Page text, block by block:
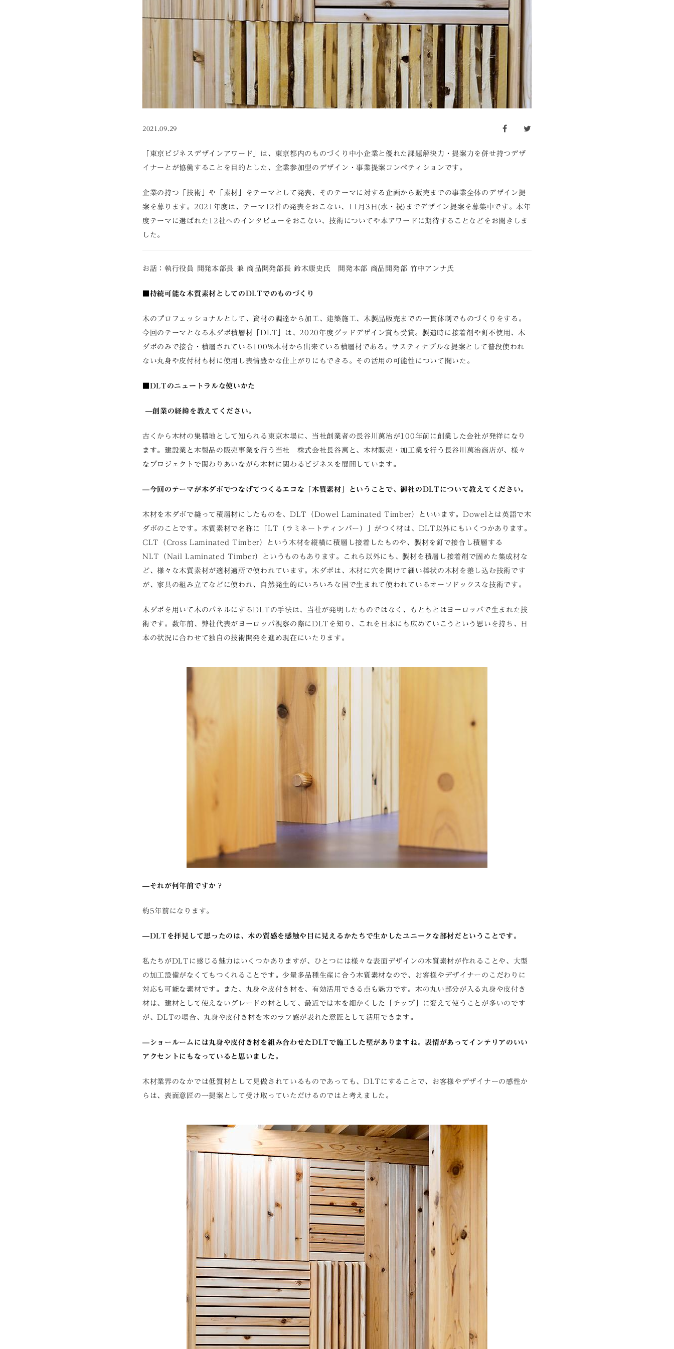
2021.09.29 facebook
「東京ビジネスデザインアワード」は、東京都内のものづくり中小企業と優れた課題解決力・提案力を併せ持つデザ
イナーとが協働することを目的とした、企業参加型のデザイン・事業提案コンペティションです。
企業の持つ「技術」や「素材」をテーマとして発表、そのテーマに対する企画から販売までの事業全体のデザイン提
案を募ります。2021年度は、テーマ12件の発表をおこない、11月3日(水・祝)までデザイン提案を募集中です。本年
度テーマに選ばれた12社へのインタビューをおこない、技術についてや本アワードに期待することなどをお聞きしま
した。
お話：執行役員 開発本部長 兼 商品開発部長 鈴木康史氏 開発本部 商品開発部 竹中アンナ氏
■持続可能な木質素材としてのDLTでのものづくり
木のプロフェッショナルとして、資材の調達から加工、建築施工、木製品販売までの一貫体制でものづくりをする。
今回のテーマとなる木ダボ積層材「DLT」は、2020年度グッドデザイン賞も受賞。製造時に接着剤や釘不使用、木
ダボのみで接合・積層されている100%木材から出来ている積層材である。サスティナブルな提案として普段使われ
ない丸身や皮付材も材に使用し表情豊かな仕上がりにもできる。その活用の可能性について聞いた。
DLT のニュートラルな使いかた
—創業の経緯を教えてください。
古くから木材の集積地として知られる東京木場に、当社創業者の長谷川萬治が100年前に創業した会社が発祥になり
ます。建設業と木製品の販売事業を行う当社 株式会社長谷萬と、木材販売・加工業を行う長谷川萬治商店が、様々
なプロジェクトで関わりあいながら木材に関わるビジネスを展開しています。
—今回のテーマが木ダボでつなげてつくるエコな「木質素材」ということで、御社のDLTについて教えてください。
木材を木ダボで縫って積層材にしたものを、DLT（Dowel Laminated Timber）といいます。Dowelとは英語で木
ダボのことです。木質素材で名称に「LT（ラミネートティンバー）」がつく材は、DLT以外にもいくつかあります。
CLT（Cross Laminated Timber）という木材を縦横に積層し接着したものや、製材を釘で接合し積層する
NLT（Nail Laminated Timber）というものもあります。これら以外にも、製材を積層し接着剤で固めた集成材な
ど、様々な木質素材が適材適所で使われています。木ダボは、木材に穴を開けて細い棒状の木材を差し込む技術です
が、家具の組み立てなどに使われ、自然発生的にいろいろな国で生まれて使われているオーソドックスな技術です。
木ダボを用いて木のパネルにするDLTの手法は、当社が発明したものではなく、もともとはヨーロッパで生まれた技
術です。数年前、弊社代表がヨーロッパ視察の際にDLTを知り、これを日本にも広めていこうという思いを持ち、日
本の状況に合わせて独自の技術開発を進め現在にいたります。
—それが何年前ですか？
約5年前になります。
—DLTを拝見して思ったのは、木の質感を感触や目に見えるかたちで生かしたユニークな部材だということです。
私たちがDLTに感じる魅力はいくつかありますが、ひとつには様々な表面デザインの木質素材が作れることや、大型
の加工設備がなくてもつくれることです。少量多品種生産に合う木質素材なので、お客様やデザイナーのこだわりに
対応も可能な素材です。また、丸身や皮付き材を、有効活用できる点も魅力です。木の丸い部分が入る丸身や皮付き
材は、建材として使えないグレードの材として、最近では木を細かくした「チップ」に変えて使うことが多いのです
が、DLTの場合、丸身や皮付き材を木のラフ感が表れた意匠として活用できます。
—ショールームには丸身や皮付き材を組み合わせたDLTで施工した壁がありますね。表情があってインテリアのいい
アクセントにもなっていると思いました。
木材業界のなかでは低質材として見做されているものであっても、DLTにすることで、お客様やデザイナーの感性か
らは、表面意匠の一提案として受け取っていただけるのではと考えました。